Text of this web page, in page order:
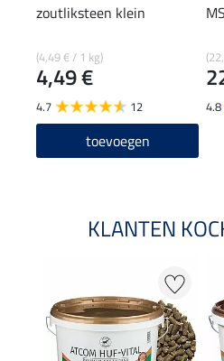
zoutliksteen klein
(4,49 € / 1 kg)
4,49 €
4.7 12
toevoegen
4.8
KLANTEN